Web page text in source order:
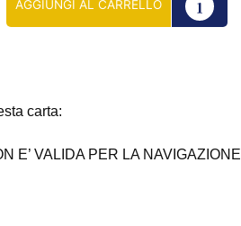
AGGIUNGI AL CARRELLO
carta:
E’ VALIDA PER LA NAVIGAZIONE